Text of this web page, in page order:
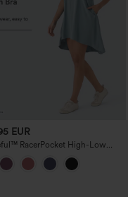
EUR
RacerPocket High-Low
Mini-Kleid, schnelltrocknend,